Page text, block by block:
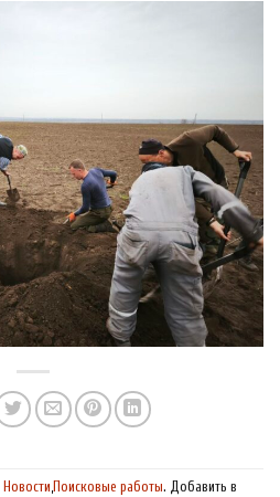
Новости,Поисковые работы. Добавить в